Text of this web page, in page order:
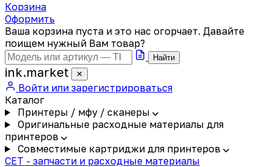
Корзина
Оформить
Ваша корзина пуста и это нас огорчает. Давайте
поищем нужный Вам товар?
Найти
ink.market ✕
Войти или зарегистрироваться
Каталог
Принтеры / мфу / сканеры
Оригинальные расходные материалы для
принтеров
Совместимые картриджи для принтеров
CET - запчасти и расходные материалы